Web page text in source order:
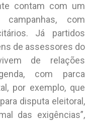
contam com um
com
Já partidos
de assessores do
de relações
com parca
por exemplo, que
disputa eleitoral,
das exigências”,